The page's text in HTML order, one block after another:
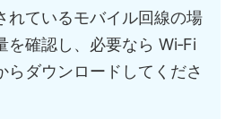
れているモバイル回線の場
を確認し、必要なら Wi‑Fi
らダウンロードしてくださ